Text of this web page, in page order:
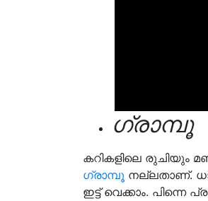
ഗ്രാമ്പൂ
കറികളിലെ രുചിയും
ഗ്രാമ്പൂ നല്ലതാണ്.
ഇട്ട് വെക്കാം.